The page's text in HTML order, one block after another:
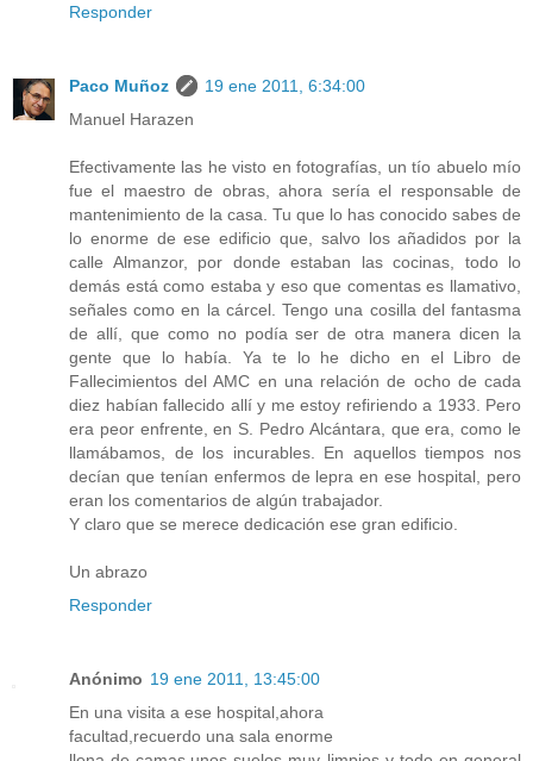
Responder
Paco Muñoz
19 ene 2011, 6:34:00
Manuel Harazen
Efectivamente las he visto en fotografías, un tío abuelo mío
fue el maestro de obras, ahora sería el responsable de
mantenimiento de la casa. Tu que lo has conocido sabes de
lo enorme de ese edificio que, salvo los añadidos por la
calle Almanzor, por donde estaban las cocinas, todo lo
demás está como estaba y eso que comentas es llamativo,
señales como en la cárcel. Tengo una cosilla del fantasma
de allí, que como no podía ser de otra manera dicen la
gente que lo había. Ya te lo he dicho en el Libro de
Fallecimientos del AMC en una relación de ocho de cada
diez habían fallecido allí y me estoy refiriendo a 1933. Pero
era peor enfrente, en S. Pedro Alcántara, que era, como le
llamábamos, de los incurables. En aquellos tiempos nos
decían que tenían enfermos de lepra en ese hospital, pero
eran los comentarios de algún trabajador.
Y claro que se merece dedicación ese gran edificio.
Un abrazo
Responder
Anónimo 19 ene 2011, 13:45:00
En una visita a ese hospital,ahora
facultad,recuerdo una sala enorme